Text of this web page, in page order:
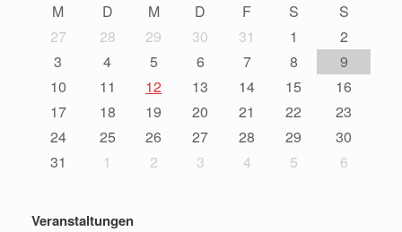
M D M D F S
S
27
28 29 30 31 1
2
3
4 5 6 7 8
9
10
11 12 13 14 15
16
17
18 19 20 21 22
23
24
25 26 27 28 29
30
31
1 2 3 4 5 6
Veranstaltungen